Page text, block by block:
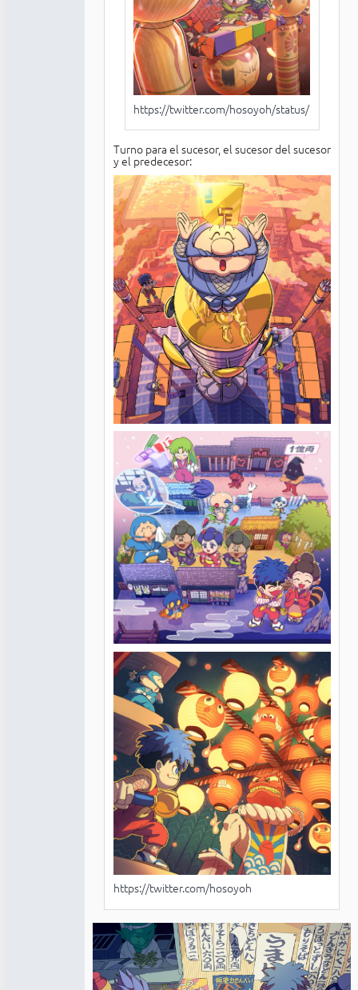
https://twitter.com/hosoyoh/status/
Turno para el sucesor, el sucesor del sucesor
y el predecesor:
https://twitter.com/hosoyoh